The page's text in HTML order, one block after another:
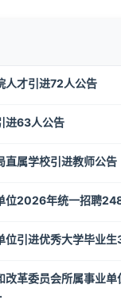
人才引进72人公告
进63人公告
直属学校引进教师公告
位2026年统一招聘
位引进优秀大学毕业
改革委员会所属事业单